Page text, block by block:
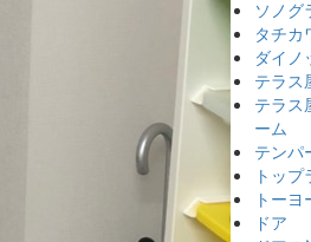
ソノグ
タチカ
ダイノ
テラス
テラス
ーム
テンパ
トッ
トー
ドア